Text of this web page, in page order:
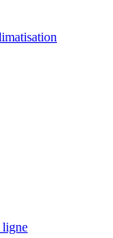
ligne